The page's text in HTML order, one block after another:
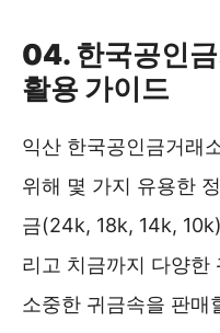
04. 한국공인
활용 가이드
익산 한국공인금거래
위해 몇 가지 유용한
금(24k, 18k, 14k,
리고 치금까지 다양한
소중한 귀금속을 판매